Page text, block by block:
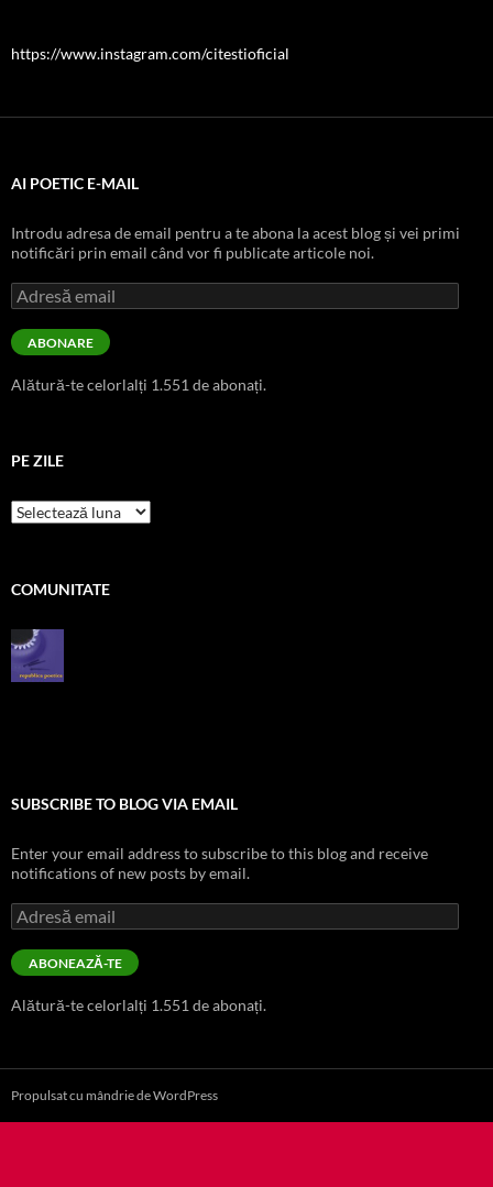
https://www.instagram.com/citestioficial
AI POETIC E-MAIL
Introdu adresa de email pentru a te abona la acest blog și vei primi
notificări prin email când vor fi publicate articole noi.
Adresă
email
ABONARE
Alătură-te celorlalți 1.551 de abonați.
PE ZILE
pe
zile
COMUNITATE
SUBSCRIBE TO BLOG VIA EMAIL
Enter your email address to subscribe to this blog and receive
notifications of new posts by email.
Adresă
email
ABONEAZĂ-TE
Alătură-te celorlalți 1.551 de abonați.
Propulsat cu mândrie de WordPress